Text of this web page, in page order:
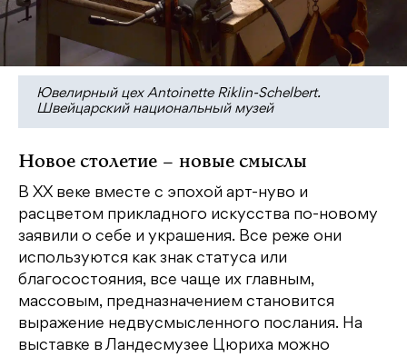
Ювелирный цех Antoinette Riklin-Schelbert.
Швейцарский национальный музей
Новое столетие – новые смыслы
В ХХ веке вместе с эпохой арт-нуво и
расцветом прикладного искусства по-новому
заявили о себе и украшения. Все реже они
используются как знак статуса или
благосостояния, все чаще их главным,
массовым, предназначением становится
выражение недвусмысленного послания. На
выставке в Ландесмузее Цюриха можно